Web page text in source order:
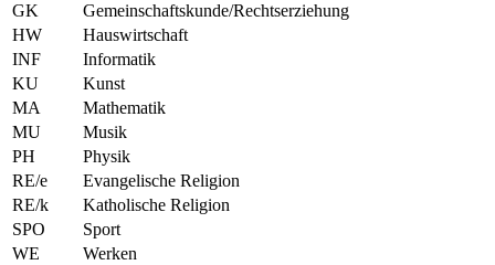
GK
Gemeinschaftskunde/Rechtserziehung
HW
Hauswirtschaft
INF
Informatik
KU
Kunst
MA
Mathematik
MU
Musik
PH
Physik
RE/e
Evangelische Religion
RE/k
Katholische Religion
SPO
Sport
WE
Werken